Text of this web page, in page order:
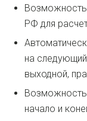
Возможность
РФ для
на
выходной,
Возможность
начало и